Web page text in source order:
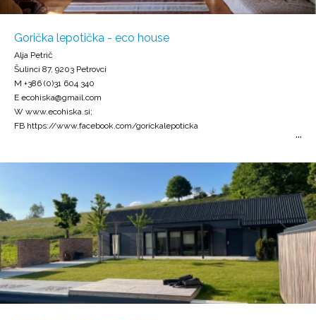
Gorička lepotička - eco house
Alja Petrič
Šulinci 87, 9203 Petrovci
M +386 (0)31 604 340
E ecohiska@gmail.com
W www.ecohiska.si;
FB https://www.facebook.com/gorickalepoticka